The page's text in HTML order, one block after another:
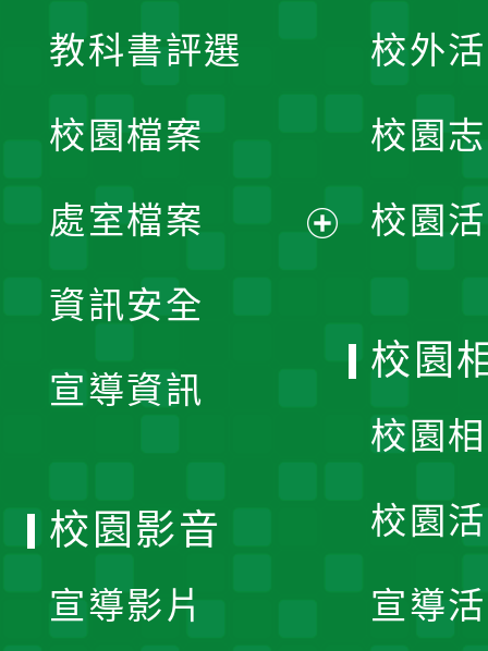
單
教科書評選
校園檔案
處室檔案
資訊安全
宣導資訊
校外
校園
校園
校園
校園
校園
宣導
校園影音
宣導影片